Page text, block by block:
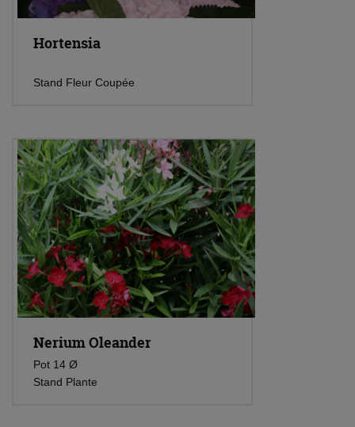
Hortensia
Stand Fleur Coupée
Nerium Oleander
Pot 14 Ø
Stand Plante